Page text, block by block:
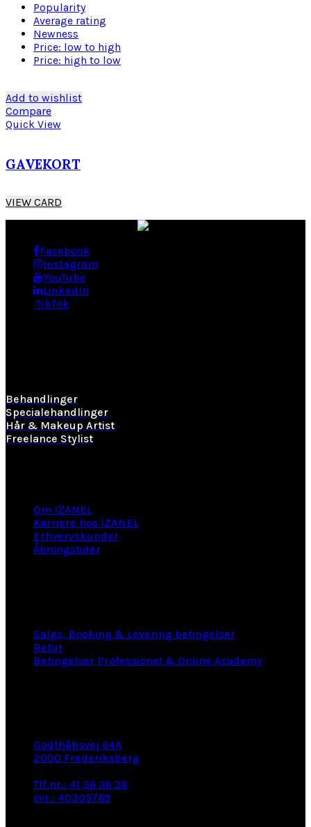
Popularity
Average rating
Newness
Price: low to high
Price: high to low
Add to wishlist
Compare
Quick View
GAVEKORT
VIEW CARD
Facebook
Instagram
YouTube
LinkedIn
TikTok
Behandlinger
Specialehandlinger
Hår & Makeup Artist
Freelance Stylist
Om IZANEL
Karriere hos IZANEL
Erhvervskunder
Åbningstider
Salgs, Booking & Levering betingelser
Retur
Betingelser Professionel & Online Academy
Godthåbsvej 64A
2000 Frederiksberg
Tlf.nr.: 41 36 36 36
cvr.: 40305769